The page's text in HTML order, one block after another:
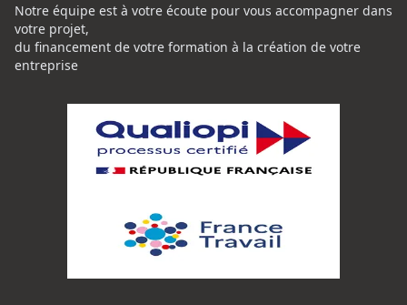
Notre équipe est à votre écoute pour vous accompagner dans
votre projet,
du financement de votre formation à la création de votre
entreprise